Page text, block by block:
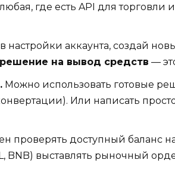
где есть API для торговли
настройки аккаунта, создай
на вывод средств —
Можно использовать готовые
Или написать
проверять доступный баланс
BNB) выставлять рыночный